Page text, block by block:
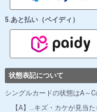
5.あと払い（ペイディ）
状態表記について
シングルカードの状態はA～
【A】…キズ・カケが見当